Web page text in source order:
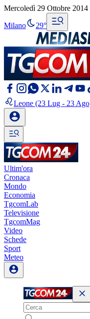
Mercoledì 29 Ottobre 2014
Milano 29°
Leone (23 Lug - 23
Ultim'ora
Cronaca
Mondo
Economia
TgcomLab
Televisione
TgcomMag
Video
Schede
Sport
Meteo